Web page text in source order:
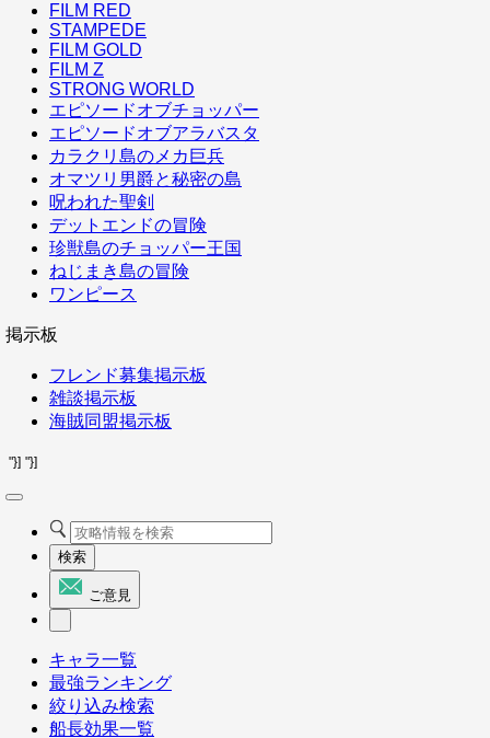
FILM RED
STAMPEDE
FILM GOLD
FILM Z
STRONG WORLD
エピソードオブチョッパー
エピソードオブアラバスタ
カラクリ島のメカ巨兵
オマツリ男爵と秘密の島
呪われた聖剣
デットエンドの冒険
珍獣島のチョッパー王国
ねじまき島の冒険
ワンピース
掲示板
フレンド募集掲示板
雑談掲示板
海賊同盟掲示板
"}] "}]
検索
ご意見
キャラ一覧
最強ランキング
絞り込み検索
船長効果一覧